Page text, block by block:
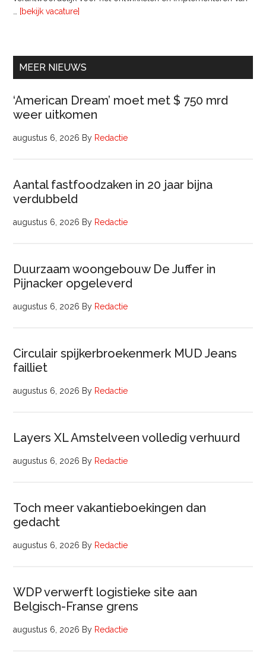
[bekijk vacature]
uur)
MEER NIEUWS
‘American Dream’ moet met $ 750 mrd
weer uitkomen
augustus 6, 2026 By Redactie
Aantal fastfoodzaken in 20 jaar bijna
verdubbeld
augustus 6, 2026 By Redactie
Duurzaam woongebouw De Juffer in
Pijnacker opgeleverd
augustus 6, 2026 By Redactie
Circulair spijkerbroekenmerk MUD Jeans
failliet
augustus 6, 2026 By Redactie
Layers XL Amstelveen volledig verhuurd
augustus 6, 2026 By Redactie
Toch meer vakantieboekingen dan
gedacht
augustus 6, 2026 By Redactie
WDP verwerft logistieke site aan
Belgisch-Franse grens
augustus 6, 2026 By Redactie